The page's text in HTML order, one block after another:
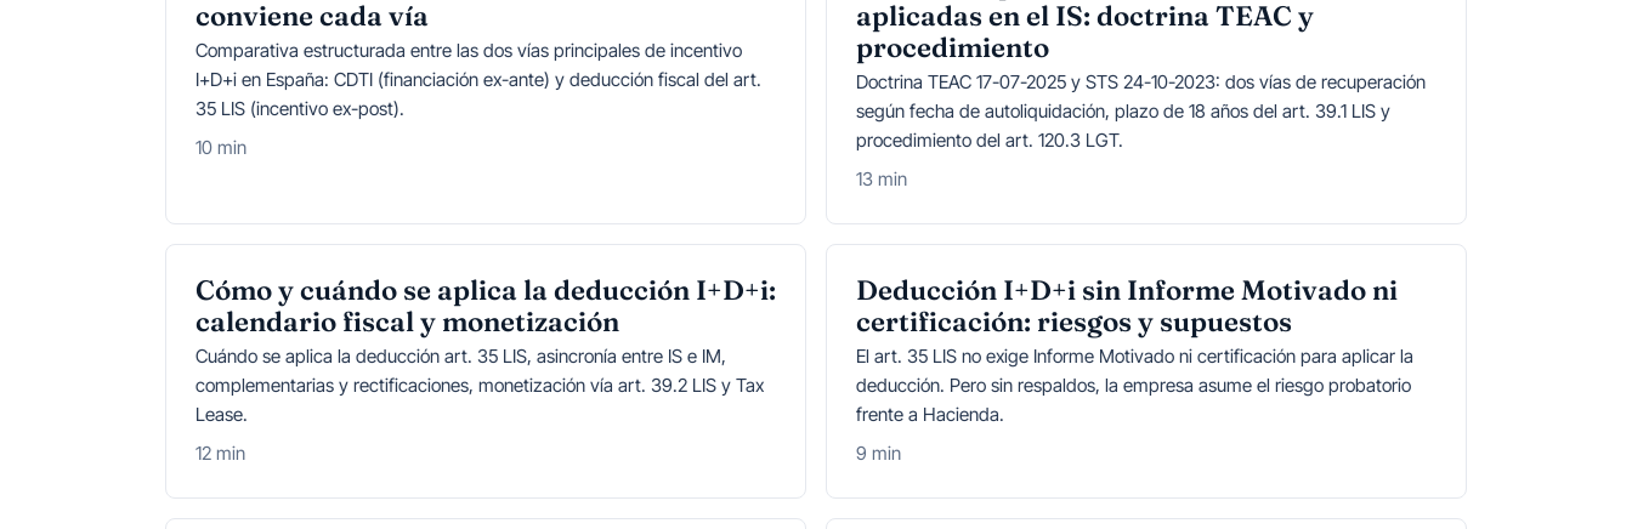
conviene cada vía
Comparativa estructurada entre las dos vías principales de incentivo
I+D+i en España: CDTI (financiación ex-ante) y deducción fiscal del art.
35 LIS (incentivo ex-post).
10 min
aplicadas en el IS: doctrina TEAC y
procedimiento
Doctrina TEAC 17-07-2025 y STS 24-10-2023: dos vías de recuperación
según fecha de autoliquidación, plazo de 18 años del art. 39.1 LIS y
procedimiento del art. 120.3 LGT.
13 min
Cómo y cuándo se aplica la deducción I+D+i:
calendario fiscal y monetización
Cuándo se aplica la deducción art. 35 LIS, asincronía entre IS e IM,
complementarias y rectificaciones, monetización vía art. 39.2 LIS y Tax
Lease.
12 min
Deducción I+D+i sin Informe Motivado ni
certificación: riesgos y supuestos
El art. 35 LIS no exige Informe Motivado ni certificación para aplicar la
deducción. Pero sin respaldos, la empresa asume el riesgo probatorio
frente a Hacienda.
9 min